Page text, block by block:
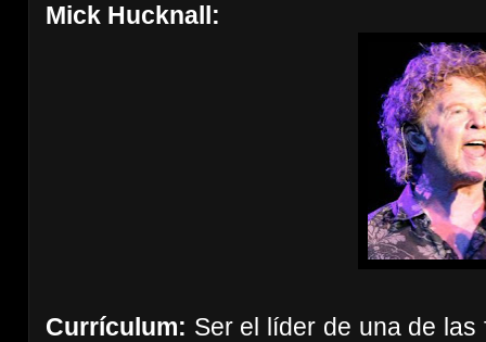
Mick Hucknall:
Currículum: Ser el líder de una de